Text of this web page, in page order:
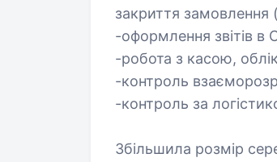
закриття замовлення
-оформлення звітів в
-робота з касою,
-контроль
-контроль за
Збільшила розмір